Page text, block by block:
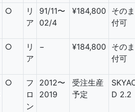
○
リ
ア
91/11〜
02/4
¥184,800
その
付可
○
リ
ア
− ¥184,800
その
付可
○
フ
ロ
ン
2012〜
2019
受注生産
予定
D 2.2